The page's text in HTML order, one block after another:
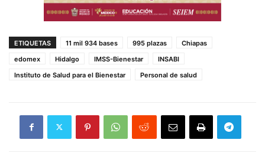
ETIQUETAS 11 mil 934 bases 995 plazas
Chiapas
edomex
Hidalgo IMSS-Bienestar
INSABI
Instituto de Salud para el Bienestar
Personal de salud